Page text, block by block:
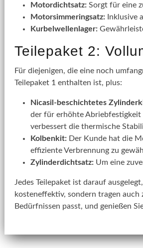
Motordichtsatz: Sorgt für eine
Motorsimmeringsatz: Inklusive
Kurbelwellenlager:
Teilepaket 2:
Für diejenigen, die eine noch
Teilepaket 1 enthalten ist, plus:
Nicasil-beschichtetes
der für erhöhte Abriebfestigkeit
verbessert die thermische
Kolbenkit: Der Kunde hat die
effiziente Verbrennung zu
Zylinderdichtsatz: Um eine
Jedes Teilepaket ist darauf
kosteneffektiv, sondern tragen auch
Bedürfnissen passt, und genießen